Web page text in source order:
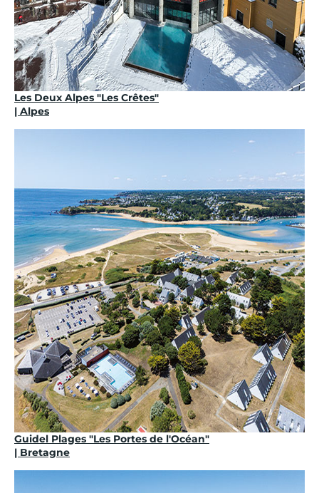
Les Deux Alpes "Les Crêtes"
| Alpes
Guidel Plages "Les Portes de l'Océan"
| Bretagne